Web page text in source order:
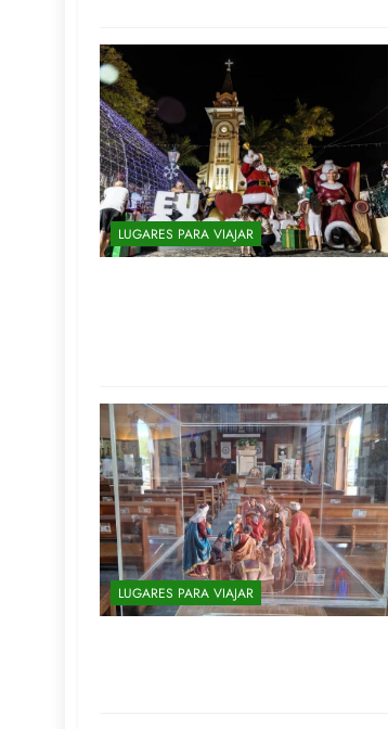
LUGARES PARA VIAJAR
LUGARES PARA VIAJAR